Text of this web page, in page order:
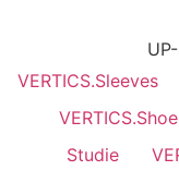
VERTICS.Sleeves
Studie